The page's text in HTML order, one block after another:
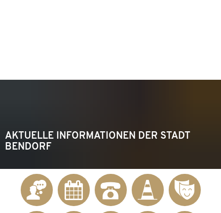
AKTUELLE INFORMATIONEN DER STADT
BENDORF